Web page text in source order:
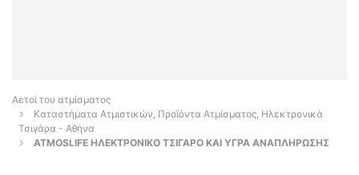
Αετοί του ατμίσματος
Καταστήματα Ατμιστικών, Προϊόντα Ατμίσματος, Ηλεκτρονικά
Τσιγάρα - Αθήνα
ATMOSLIFE ΗΛΕΚΤΡΟΝΙΚΟ ΤΣΙΓΑΡΟ ΚΑΙ ΥΓΡΑ ΑΝΑΠΛΗΡΩΣΗΣ